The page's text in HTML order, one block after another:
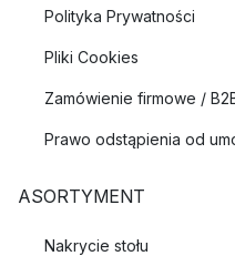
Polityka Prywatności
Pliki Cookies
Zamówienie firmowe /
Prawo odstąpienia od
ASORTYMENT
Nakrycie stołu